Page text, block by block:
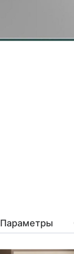
Параметры